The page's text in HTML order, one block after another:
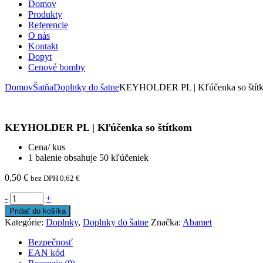
Domov
Produkty
Referencie
O nás
Kontakt
Dopyt
Cenové bomby
DomovŠatňaDoplnky do šatneKEYHOLDER PL | Kľúčenka so
KEYHOLDER PL | Kľúčenka so štítkom
Cena/ kus
1 balenie obsahuje 50 kľúčeniek
0,50 € bez DPH 0,62 €
- +
Pridať do košíka
Kategórie: Doplnky, Doplnky do šatne Značka: Abamet
Bezpečnosť
EAN kód